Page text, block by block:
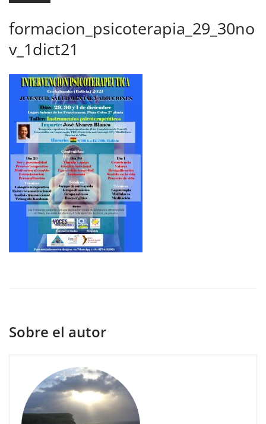
formacion_psicoterapia_29_30no
v_1dict21
Sobre el autor